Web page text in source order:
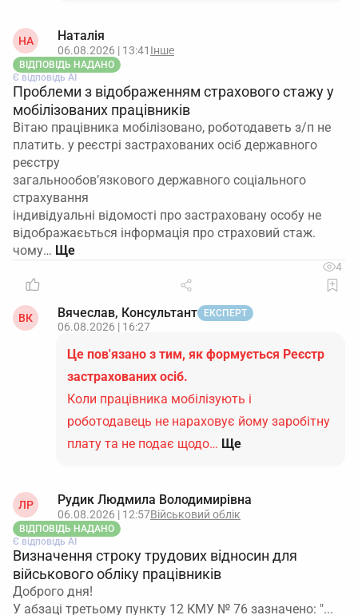
НА Наталія
06.08.2026 | 13:41 Інше
ВІДПОВІДЬ НАДАНО
Є відповідь АІ
Проблеми з відображенням страхового стажу у
мобілізованих працівників
Вітаю працівника мобілізовано, роботодаветь з/п не
платить. у реєстрі застрахованих осіб державного
реєстру
загальнообов’язкового державного соціального
страхування
індивідуальні відомості про застраховану особу не
відображаєьться інформація про страховий стаж.
чому…
4
ВК Вячеслав, Консультант ЕКСПЕРТ
06.08.2026 | 16:27
Це пов'язано з тим, як формується Реєстр
застрахованих осіб.
Коли працівника мобілізують і
роботодавець не нараховує йому заробітну
плату та не подає щодо… Ще
ЛР Рудик Людмила Володимирівна
06.08.2026 | 12:57Військовий облік
ВІДПОВІДЬ НАДАНО
Є відповідь АІ
Визначення строку трудових відносин для
військового обліку працівників
Доброго дня!
У абзаці третьому пункту 12 КМУ № 76 зазначено: "...